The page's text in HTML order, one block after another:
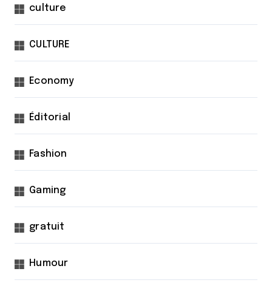
culture
CULTURE
Economy
Éditorial
Fashion
Gaming
gratuit
Humour